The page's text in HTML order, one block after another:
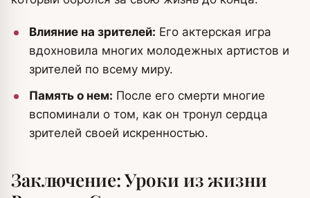
Влияние на зрителей: Его актерская игра
вдохновила многих молодежных артистов и
зрителей по всему миру.
Память о нем: После его смерти многие
вспоминали о том, как он тронул сердца
зрителей своей искренностью.
Заключение: Уроки из жизни